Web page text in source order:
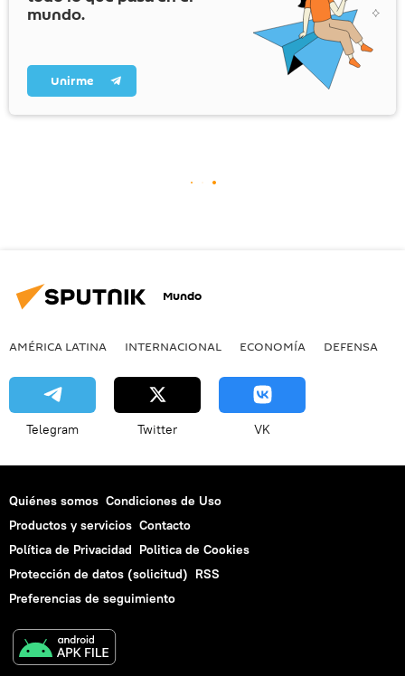
mundo.
Unirme
Mundo
AMÉRICA LATINA INTERNACIONAL ECONOMÍA DEFENSA
Telegram Twitter VK
Quiénes somos Condiciones de Uso
Productos y servicios Contacto
Política de Privacidad Politica de Cookies
Protección de datos (solicitud) RSS
Preferencias de seguimiento